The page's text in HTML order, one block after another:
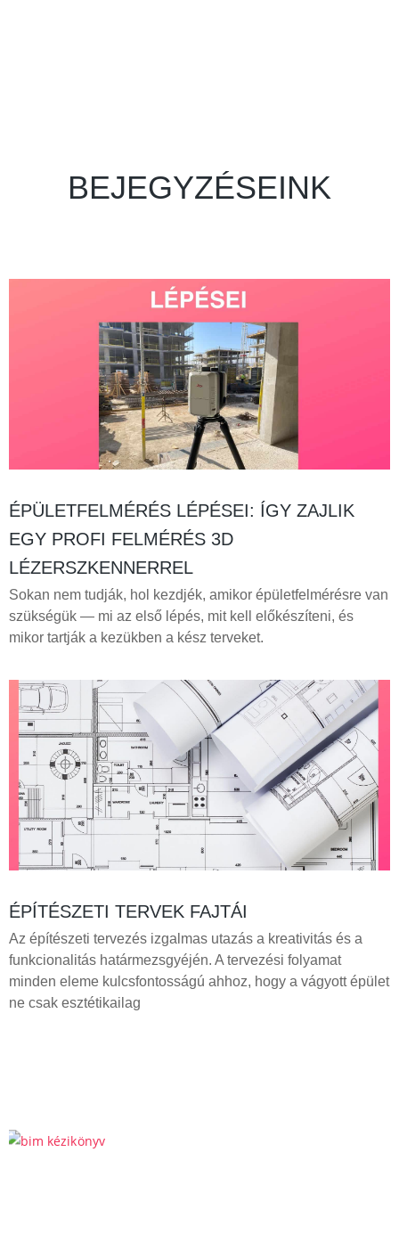
BEJEGYZÉSEINK
ÉPÜLETFELMÉRÉS LÉPÉSEI: ÍGY ZAJLIK
EGY PROFI FELMÉRÉS 3D
LÉZERSZKENNERREL
Sokan nem tudják, hol kezdjék, amikor épületfelmérésre van
szükségük — mi az első lépés, mit kell előkészíteni, és
mikor tartják a kezükben a kész terveket.
ÉPÍTÉSZETI TERVEK FAJTÁI
Az építészeti tervezés izgalmas utazás a kreativitás és a
funkcionalitás határmezsgyéjén. A tervezési folyamat
minden eleme kulcsfontosságú ahhoz, hogy a vágyott épület
ne csak esztétikailag